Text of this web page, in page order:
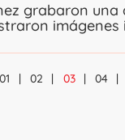
grabaron
imágenes
01 02 03 04